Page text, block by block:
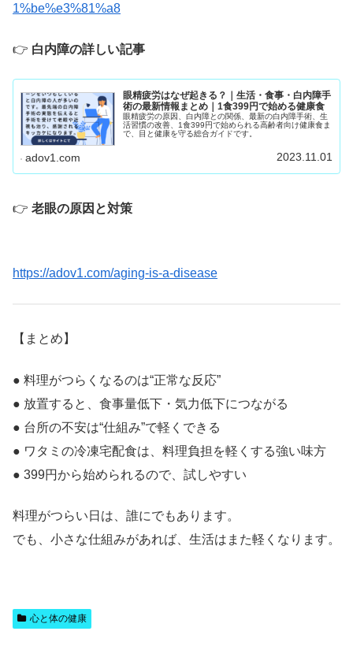
1%be%e3%81%a8
👉 白内障の詳しい記事
眼精疲労はなぜ起きる？｜生活・食事・白内障手
術の最新情報まとめ｜1食399円で始める健康食
眼精疲労の原因、白内障との関係、最新の白内障手術、生
活習慣の改善、1食399円で始められる高齢者向け健康食ま
で、目と健康を守る総合ガイドです。
adov1.com 2023.11.01
👉 老眼の原因と対策
https://adov1.com/aging-is-a-disease
【まとめ】
● 料理がつらくなるのは“正常な反応”
● 放置すると、食事量低下・気力低下につながる
● 台所の不安は“仕組み”で軽くできる
● ワタミの冷凍宅配食は、料理負担を軽くする強い味方
● 399円から始められるので、試しやすい
料理がつらい日は、誰にでもあります。
でも、小さな仕組みがあれば、生活はまた軽くなります。
心と体の健康